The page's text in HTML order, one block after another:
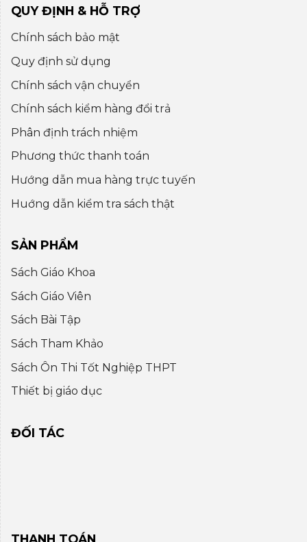
QUY ĐỊNH & HỖ TRỢ
Chính sách bảo mật
Quy định sử dụng
Chính sách vận chuyển
Chính sách kiểm hàng đổi trả
Phân định trách nhiệm
Phương thức thanh toán
Hướng dẫn mua hàng trực tuyến
Huớng dẫn kiểm tra sách thật
SẢN PHẨM
Sách Giáo Khoa
Sách Giáo Viên
Sách Bài Tập
Sách Tham Khảo
Sách Ôn Thi Tốt Nghiệp THPT
Thiết bị giáo dục
ĐỐI TÁC
THANH TOÁN